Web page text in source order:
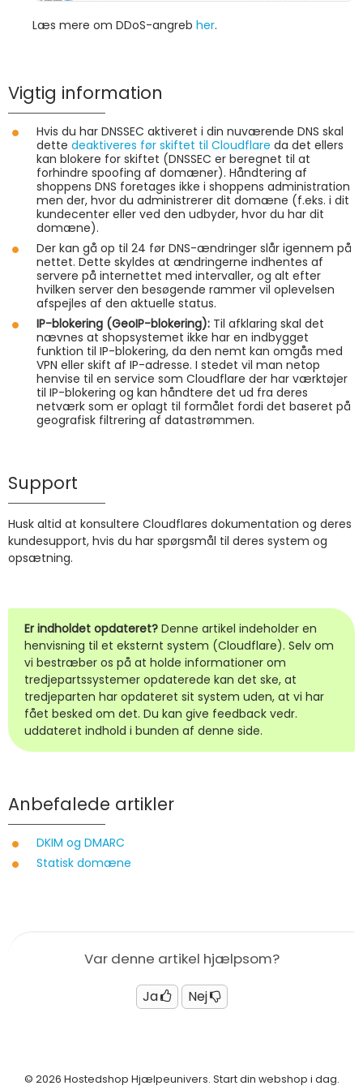
Læs mere om DDoS-angreb her.
Vigtig information
Hvis du har DNSSEC aktiveret i din nuværende DNS skal
dette deaktiveres før skiftet til Cloudflare da det ellers
kan blokere for skiftet (DNSSEC er beregnet til at
forhindre spoofing af domæner). Håndtering af
shoppens DNS foretages ikke i shoppens administration
men der, hvor du administrerer dit domæne (f.eks. i dit
kundecenter eller ved den udbyder, hvor du har dit
domæne).
Der kan gå op til 24 før DNS-ændringer slår igennem på
nettet. Dette skyldes at ændringerne indhentes af
servere på internettet med intervaller, og alt efter
hvilken server den besøgende rammer vil oplevelsen
afspejles af den aktuelle status.
IP-blokering (GeoIP-blokering): Til afklaring skal det
nævnes at shopsystemet ikke har en indbygget
funktion til IP-blokering, da den nemt kan omgås med
VPN eller skift af IP-adresse. I stedet vil man netop
henvise til en service som Cloudflare der har værktøjer
til IP-blokering og kan håndtere det ud fra deres
netværk som er oplagt til formålet fordi det baseret på
geografisk filtrering af datastrømmen.
Support
Husk altid at konsultere Cloudflares dokumentation og deres
kundesupport, hvis du har spørgsmål til deres system og
opsætning.
Er indholdet opdateret? Denne artikel indeholder en
henvisning til et eksternt system (Cloudflare). Selv om
vi bestræber os på at holde informationer om
tredjepartssystemer opdaterede kan det ske, at
tredjeparten har opdateret sit system uden, at vi har
fået besked om det. Du kan give feedback vedr.
uddateret indhold i bunden af denne side.
Anbefalede artikler
DKIM og DMARC
Statisk domæne
Var denne artikel hjælpsom?
Ja Nej
© 2026 Hostedshop Hjælpeunivers. Start din webshop i dag.